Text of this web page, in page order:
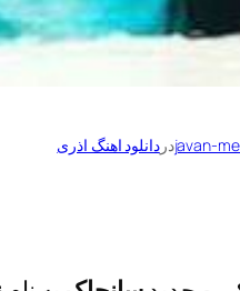
javan-دردانلود اهنگ اذری